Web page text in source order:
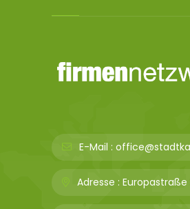
E-Mail :
Adresse : Europastraße